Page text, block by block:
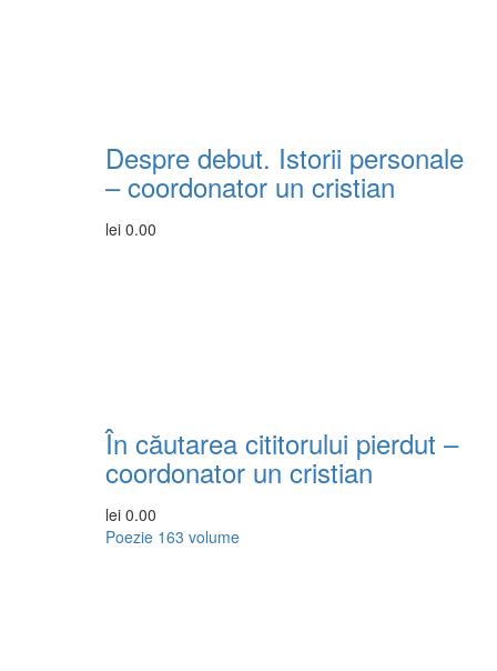
Despre debut. Istorii personale
– coordonator un cristian
lei 0.00
În căutarea cititorului pierdut –
coordonator un cristian
lei 0.00
Poezie 163 volume